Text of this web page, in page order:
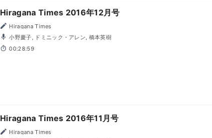
Hiragana Times 2016年12月号
Hiragana Times
小野慶子, ドミニック・アレン, 橋本英樹
00:28:59
Hiragana Times 2016年11月号
Hiragana Times